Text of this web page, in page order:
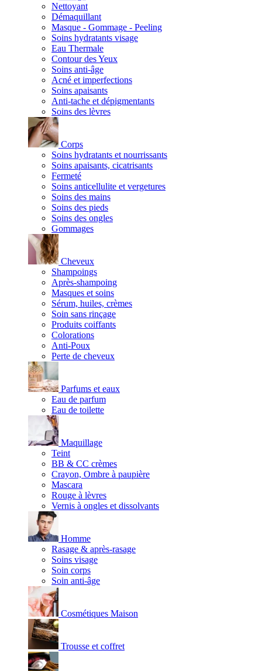
Nettoyant
Démaquillant
Masque - Gommage - Peeling
Soins hydratants visage
Eau Thermale
Contour des Yeux
Soins anti-âge
Acné et imperfections
Soins apaisants
Anti-tache et dépigmentants
Soins des lèvres
Corps
Soins hydratants et nourrissants
Soins apaisants, cicatrisants
Fermeté
Soins anticellulite et vergetures
Soins des mains
Soins des pieds
Soins des ongles
Gommages
Cheveux
Shampoings
Après-shampoing
Masques et soins
Sérum, huiles, crèmes
Soin sans rinçage
Produits coiffants
Colorations
Anti-Poux
Perte de cheveux
Parfums et eaux
Eau de parfum
Eau de toilette
Maquillage
Teint
BB & CC crèmes
Crayon, Ombre à paupière
Mascara
Rouge à lèvres
Vernis à ongles et dissolvants
Homme
Rasage & après-rasage
Soins visage
Soin corps
Soin anti-âge
Cosmétiques Maison
Trousse et coffret